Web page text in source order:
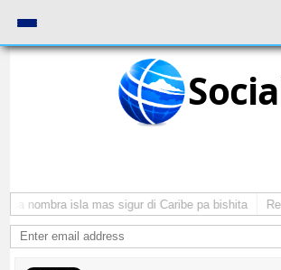
nombra isla mas sigur di Caribe pa bishita